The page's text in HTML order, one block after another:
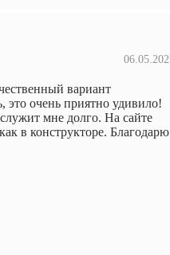
вариант
это очень приятно удивило!
мне долго. На сайте
в конструкторе. Благодарю